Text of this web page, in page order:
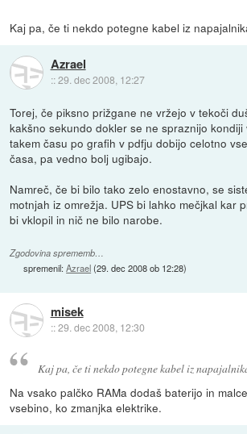
Kaj pa, če ti nekdo potegne kabel iz
Azrael
::29. dec 2008, 12:27
Torej, če piksno prižgane ne vržejo v tekoči
kakšno sekundo dokler se ne spraznijo
takem času po grafih v pdfju dobijo celotno
časa, pa vedno bolj ugibajo.
Namreč, če bi bilo tako zelo enostavno, se
motnjah iz omrežja. UPS bi lahko mečjkal kar
bi vklopil in nič ne bilo narobe.
Zgodovina sprememb…
spremenil:Azrael(29. dec 2008 ob 12:28)
misek
::29. dec 2008, 12:30
Kaj pa, če ti nekdo potegne kabel iz
Na vsako palčko RAMa dodaš baterijo in
vsebino, ko zmanjka elektrike.